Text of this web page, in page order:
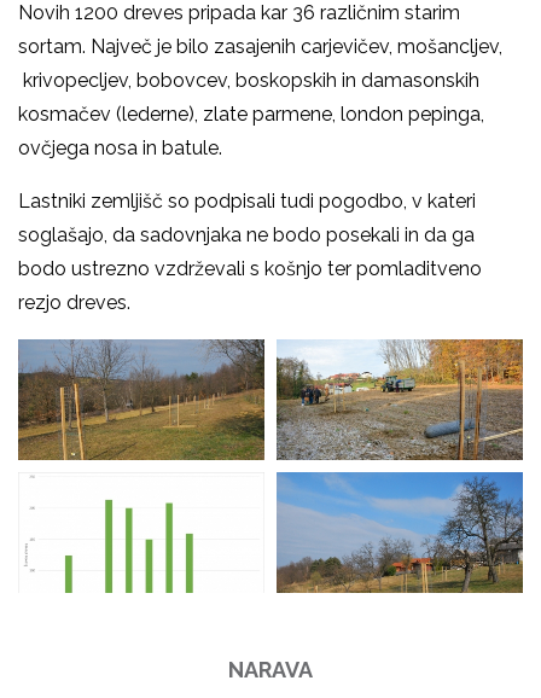
Novih 1200 dreves pripada kar 36 različnim starim
sortam. Največ je bilo zasajenih carjevičev, mošancljev,
krivopecljev, bobovcev, boskopskih in damasonskih
kosmačev (lederne), zlate parmene, london pepinga,
ovčjega nosa in batule.
Lastniki zemljišč so podpisali tudi pogodbo, v kateri
soglašajo, da sadovnjaka ne bodo posekali in da ga
bodo ustrezno vzdrževali s košnjo ter pomladitveno
rezjo dreves.
NARAVA